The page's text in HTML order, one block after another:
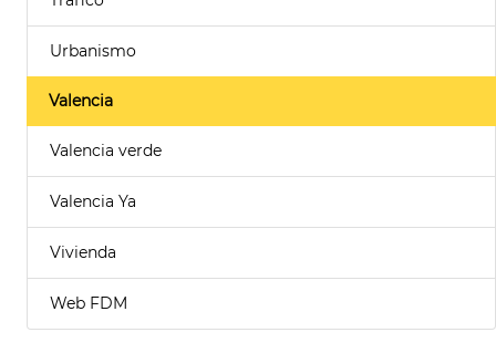
Urbanismo
Valencia
Valencia verde
Valencia Ya
Vivienda
Web FDM